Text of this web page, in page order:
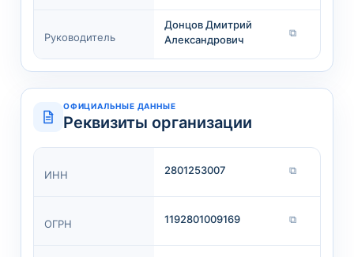
Руководитель
Донцов Дмитрий
Александрович
⧉
ОФИЦИАЛЬНЫЕ ДАННЫЕ
Реквизиты организации
ИНН 2801253007 ⧉
ОГРН 1192801009169 ⧉